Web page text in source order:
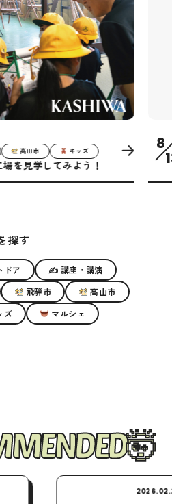
高山市 キッズ
を見学してみよう！
8
探す
ドア
✍ 講座・講演
飛騨市
高山市
ズ マルシェ